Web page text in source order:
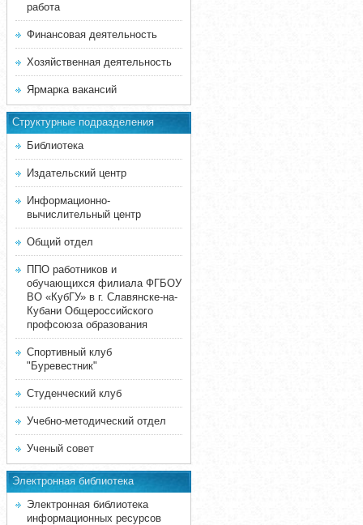
работа
Финансовая деятельность
Хозяйственная деятельность
Ярмарка вакансий
Структурные подразделения
Библиотека
Издательский центр
Информационно-
вычислительный центр
Общий отдел
ППО работников и
обучающихся филиала ФГБОУ
ВО «КубГУ» в г. Славянске-на-
Кубани Общероссийского
профсоюза образования
Спортивный клуб
"Буревестник"
Студенческий клуб
Учебно-методический отдел
Ученый совет
Электронная библиотека
Электронная библиотека
информационных ресурсов